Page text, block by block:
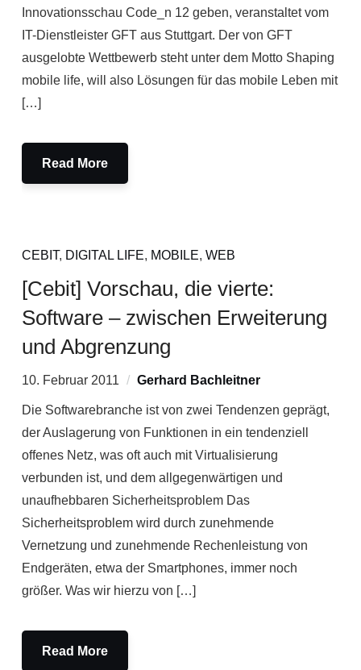
Innovationsschau Code_n 12 geben, veranstaltet vom
IT-Dienstleister GFT aus Stuttgart. Der von GFT
ausgelobte Wettbewerb steht unter dem Motto Shaping
mobile life, will also Lösungen für das mobile Leben mit
[…]
Read More
CEBIT, DIGITAL LIFE, MOBILE, WEB
[Cebit] Vorschau, die vierte:
Software – zwischen Erweiterung
und Abgrenzung
10. Februar 2011 Gerhard Bachleitner
Die Softwarebranche ist von zwei Tendenzen geprägt,
der Auslagerung von Funktionen in ein tendenziell
offenes Netz, was oft auch mit Virtualisierung
verbunden ist, und dem allgegenwärtigen und
unaufhebbaren Sicherheitsproblem Das
Sicherheitsproblem wird durch zunehmende
Vernetzung und zunehmende Rechenleistung von
Endgeräten, etwa der Smartphones, immer noch
größer. Was wir hierzu von […]
Read More